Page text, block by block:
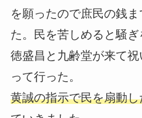
を願ったので庶民の銭ま
た。民を苦しめると騒
徳盛昌と九齢堂が来て
って行った。
黄誠の指示で民を扇動